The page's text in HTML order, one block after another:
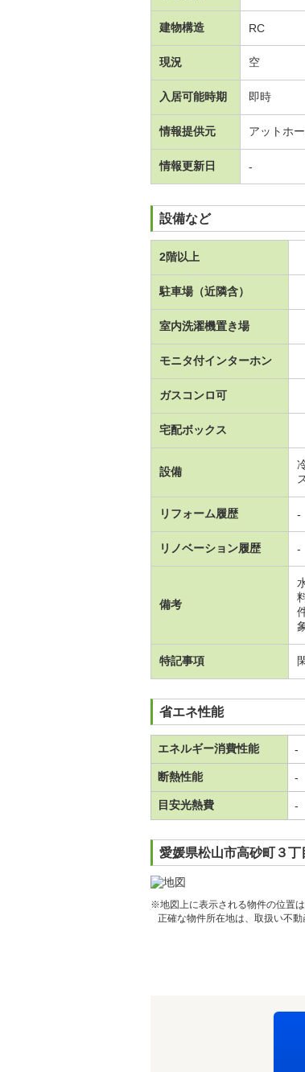
建物構造 RC
現況 空
入居可能時期 即時
情報提供元 アットホ
情報更新日 -
設備など
2階以上
駐車場（近隣含）
室内洗濯機置き場
モニタ付インターホン
ガスコンロ可
宅配ボックス
設備
リフォーム履歴 -
リノベーション履歴 -
備考
特記事項
省エネ性能
エネルギー消費性能 -
断熱性能 -
目安光熱費 -
愛媛県松山市高砂町３丁
※地図上に表示される物件の位置
正確な物件所在地は、取扱い不動